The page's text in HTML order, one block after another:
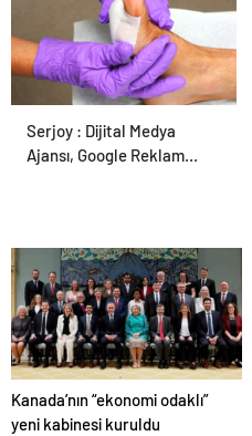
Ortopodoloji İle Diyabetik
Ayak Yarası Tedavisi
Serjoy : Dijital Medya
Ajansı, Google Reklam
Kanada’nın “ekonomi odaklı”
yeni kabinesi kuruldu